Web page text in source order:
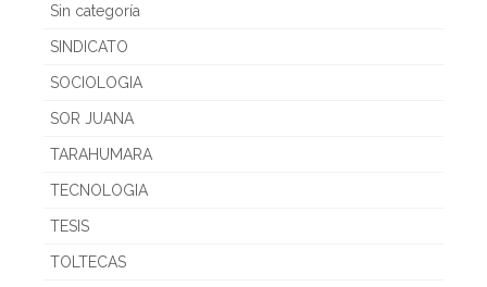
Sin categoría
SINDICATO
SOCIOLOGIA
SOR JUANA
TARAHUMARA
TECNOLOGIA
TESIS
TOLTECAS